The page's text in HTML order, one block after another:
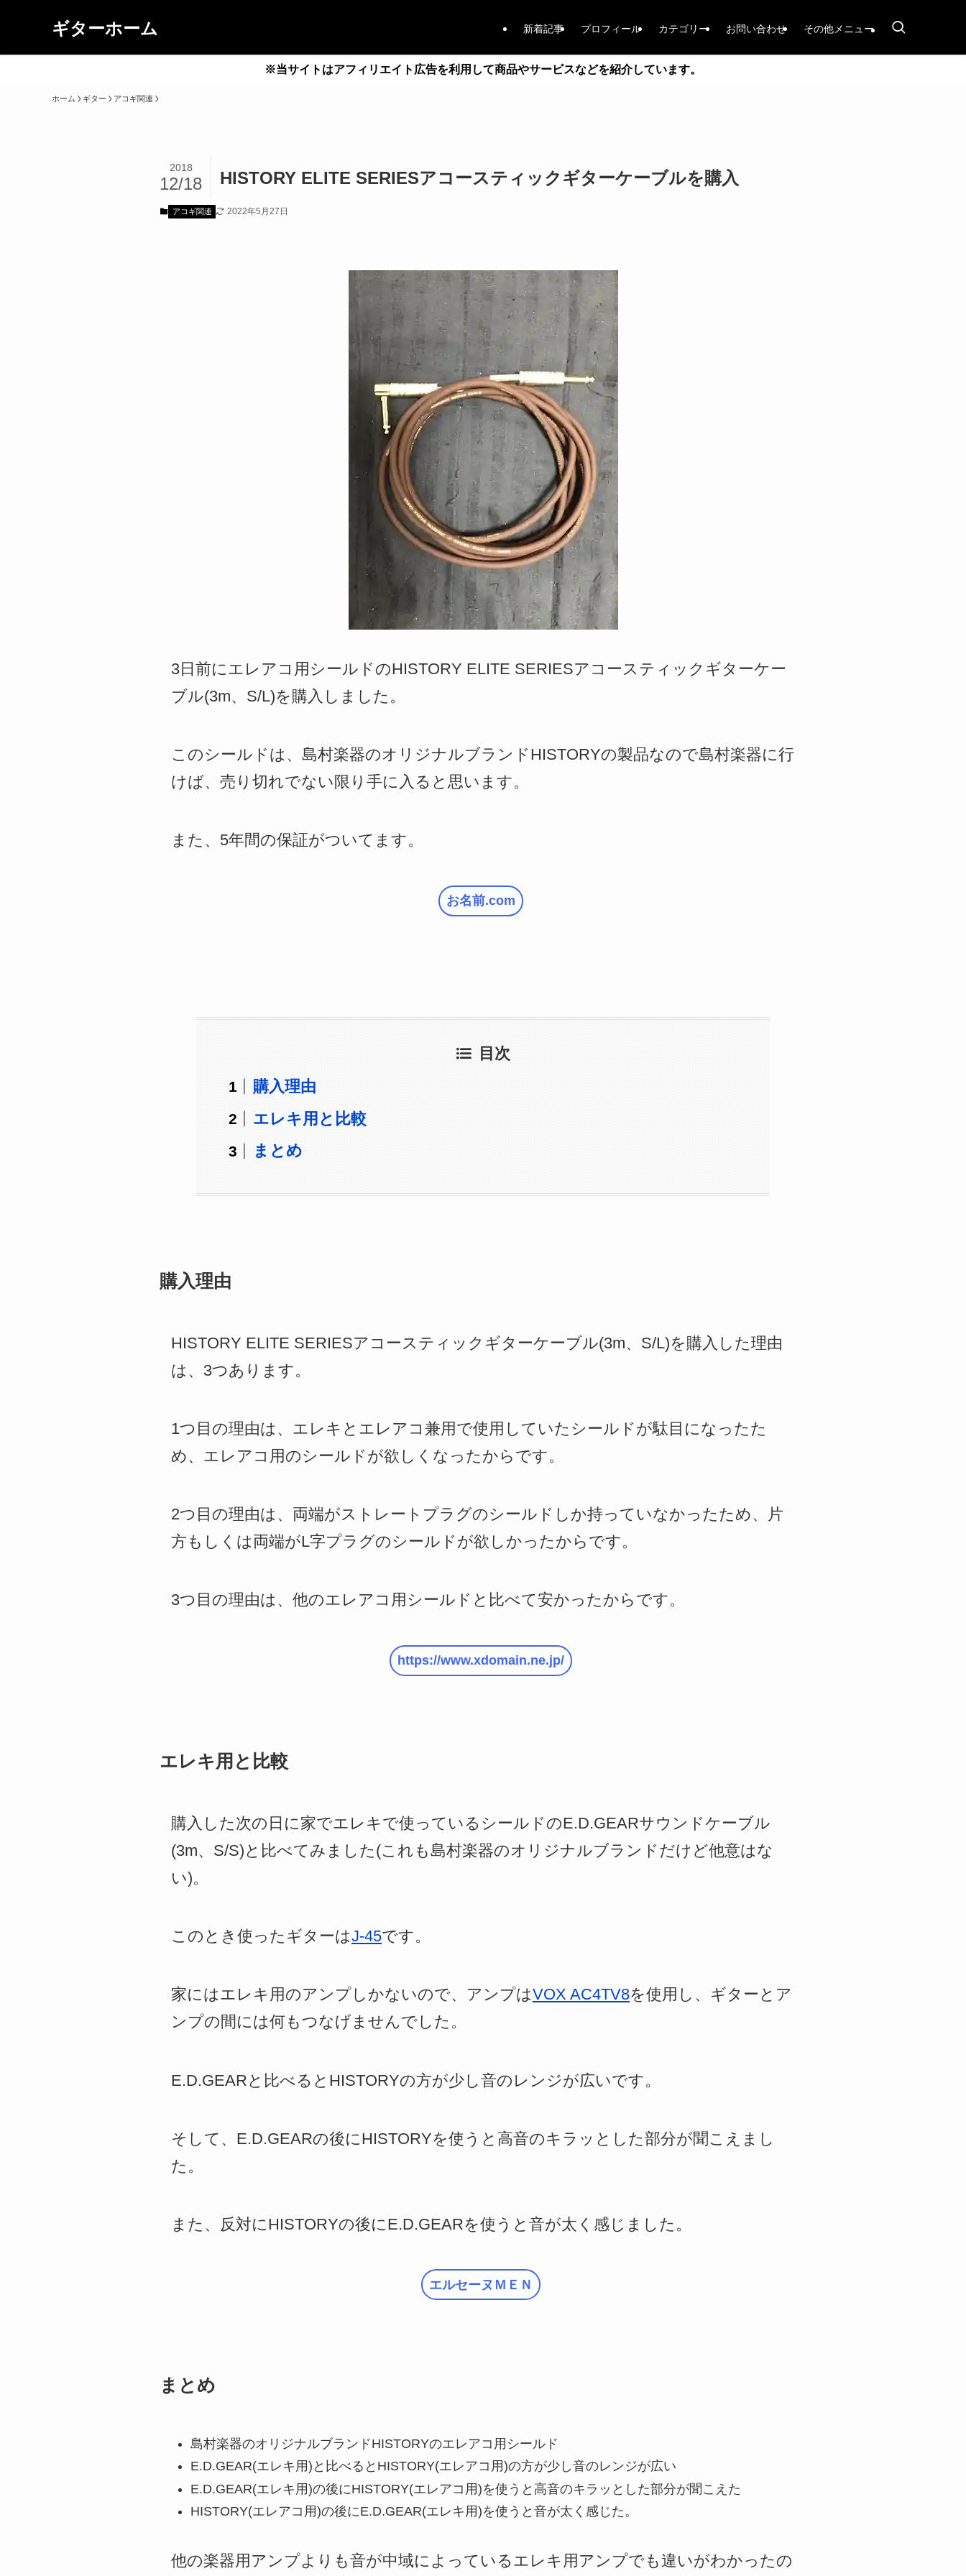
ギターホーム 新着記事 プロフィール カテゴリー お問い合わせ その他メニュー
※当サイトはアフィリエイト広告を利用して商品やサービスなどを紹介しています。
ホーム ギター アコギ関連
HISTORY ELITE SERIESアコースティックギターケーブルを購入
2018
12/18
アコギ関連 2022年5月27日
3日前にエレアコ用シールドのHISTORY ELITE SERIESアコースティックギターケー
ブル(3m、S/L)を購入しました。
このシールドは、島村楽器のオリジナルブランドHISTORYの製品なので島村楽器に行
けば、売り切れでない限り手に入ると思います。
また、5年間の保証がついてます。
お名前.com
目次
購入理由
エレキ用と比較
まとめ
購入理由
HISTORY ELITE SERIESアコースティックギターケーブル(3m、S/L)を購入した理由
は、3つあります。
1つ目の理由は、エレキとエレアコ兼用で使用していたシールドが駄目になったた
め、エレアコ用のシールドが欲しくなったからです。
2つ目の理由は、両端がストレートプラグのシールドしか持っていなかったため、片
方もしくは両端がL字プラグのシールドが欲しかったからです。
3つ目の理由は、他のエレアコ用シールドと比べて安かったからです。
https://www.xdomain.ne.jp/
エレキ用と比較
購入した次の日に家でエレキで使っているシールドのE.D.GEARサウンドケーブル
(3m、S/S)と比べてみました(これも島村楽器のオリジナルブランドだけど他意はな
い)。
このとき使ったギターはJ-45です。
家にはエレキ用のアンプしかないので、アンプはVOX AC4TV8を使用し、ギターとア
ンプの間には何もつなげませんでした。
E.D.GEARと比べるとHISTORYの方が少し音のレンジが広いです。
そして、E.D.GEARの後にHISTORYを使うと高音のキラッとした部分が聞こえまし
た。
また、反対にHISTORYの後にE.D.GEARを使うと音が太く感じました。
エルセーヌＭＥＮ
まとめ
島村楽器のオリジナルブランドHISTORYのエレアコ用シールド
E.D.GEAR(エレキ用)と比べるとHISTORY(エレアコ用)の方が少し音のレンジが広い
E.D.GEAR(エレキ用)の後にHISTORY(エレアコ用)を使うと高音のキラッとした部分が聞こえた
HISTORY(エレアコ用)の後にE.D.GEAR(エレキ用)を使うと音が太く感じた。
他の楽器用アンプよりも音が中域によっているエレキ用アンプでも違いがわかったの